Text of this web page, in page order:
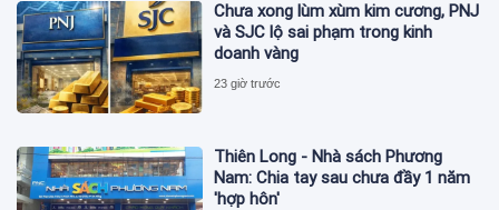
Chưa xong lùm xùm kim cương, PNJ
và SJC lộ sai phạm trong kinh
doanh vàng
23 giờ trước
Thiên Long - Nhà sách Phương
Nam: Chia tay sau chưa đầy 1 năm
'hợp hôn'